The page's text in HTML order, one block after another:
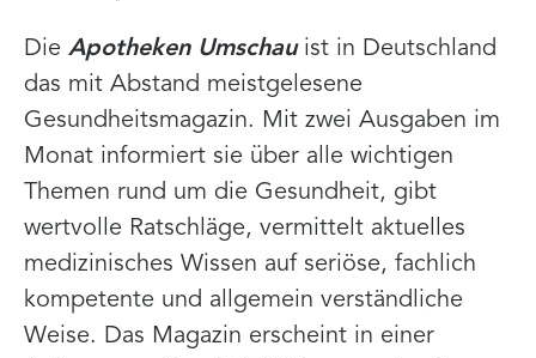
Die Apotheken Umschauist in Deutschland
das mit Abstand meistgelesene
Gesundheitsmagazin. Mit zwei Ausgaben im
Monat informiert sie über alle wichtigen
Themen rund um die Gesundheit, gibt
wertvolle Ratschläge, vermittelt aktuelles
medizinisches Wissen auf seriöse, fachlich
kompetente und allgemein verständliche
Weise. Das Magazin erscheint in einer